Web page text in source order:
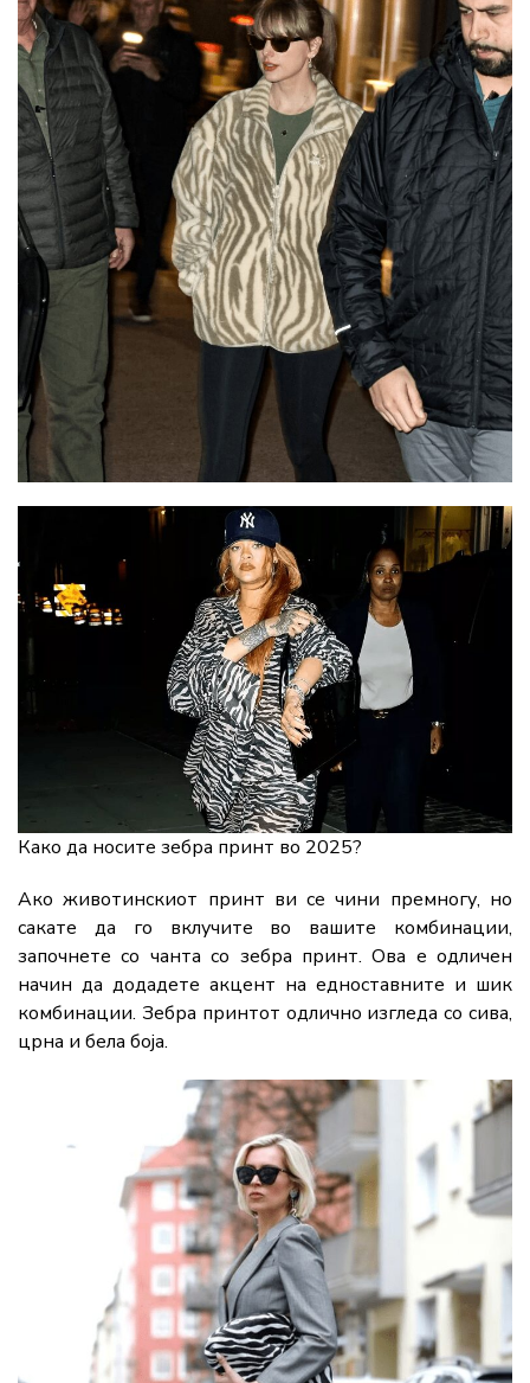
Како да носите зебра принт во 2025?
Ако животинскиот принт ви се чини премногу, но
сакате да го вклучите во вашите комбинации,
започнете со чанта со зебра принт. Ова е одличен
начин да додадете акцент на едноставните и шик
комбинации. Зебра принтот одлично изгледа со сива,
црна и бела боја.